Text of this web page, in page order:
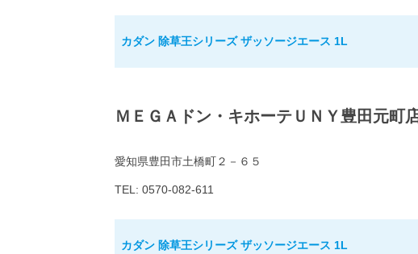
カダン 除草王シリーズ ザッソージエース 1L
ＭＥＧＡドン・キホーテＵＮＹ豊田元町
愛知県豊田市土橋町２－６５
TEL: 0570-082-611
カダン 除草王シリーズ ザッソージエース 1L